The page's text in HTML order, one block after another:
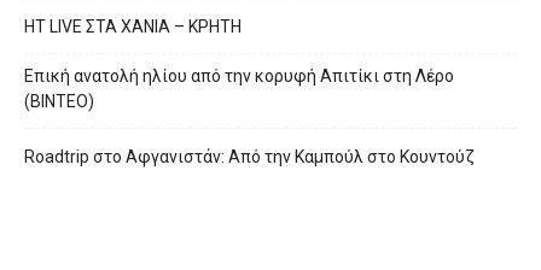
HT LIVE ΣΤΑ ΧΑΝΙΑ – ΚΡΗΤΗ
Επική ανατολή ηλίου από την κορυφή Απιτίκι στη Λέρο
(ΒΙΝΤΕΟ)
Roadtrip στο Αφγανιστάν: Από την Καμπούλ στο Κουντούζ